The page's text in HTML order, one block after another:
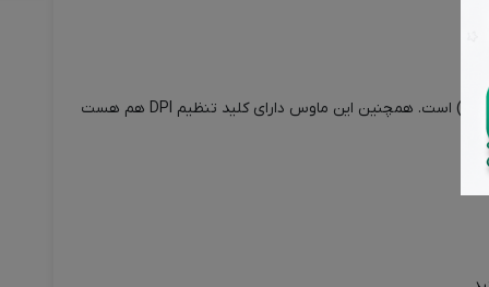
این ماوس دارای 6 کلید است. علاوه بر کلیدهای چپ کلیک، راست کلیک و اسکرول، دو کلیدِ دیگر برای Backward (رو به عقب) و Forward (رو به جلو) است. همچنین این ماوس دارای کلید تنظیم DPI هم هست